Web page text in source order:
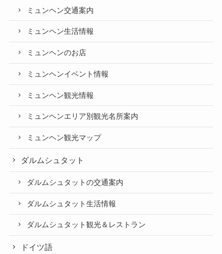
ミュンヘン交通案内
ミュンヘン生活情報
ミュンヘンのお店
ミュンヘンイベント情報
ミュンヘン観光情報
ミュンヘンエリア別観光名所案内
ミュンヘン観光マップ
ダルムシュタット
ダルムシュタットの交通案内
ダルムシュタット生活情報
ダルムシュタット観光＆レストラン
ドイツ語